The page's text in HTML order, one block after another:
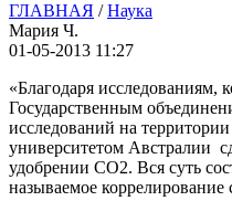
ГЛАВНАЯ /Наука
Мария Ч.
01-05-2013 11:27
«Благодаря исследованиям,
Государственным
исследований на
университетом Австралии
удобрении CO2. Вся суть
называемое коррелирование